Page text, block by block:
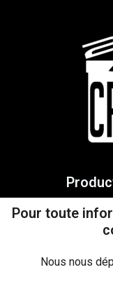
Pour toute
Nous nous